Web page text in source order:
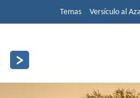
Temas Versículo al